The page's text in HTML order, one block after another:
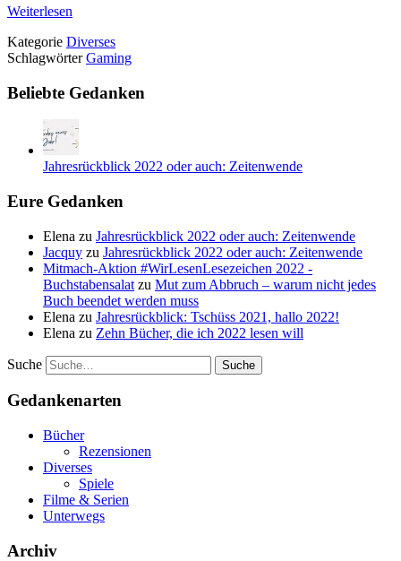
Weiterlesen
Kategorie Diverses
SchlagwörterGaming
Beliebte Gedanken
Jahresrückblick 2022 oder auch: Zeitenwende
Eure Gedanken
Elena zu Jahresrückblick 2022 oder auch: Zeitenwende
Jacquy zu Jahresrückblick 2022 oder auch: Zeitenwende
Mitmach-Aktion #WirLesenLesezeichen 2022 -
Buchstabensalat zu Mut zum Abbruch – warum nicht jedes
Buch beendet werden muss
Elena zu Jahresrückblick: Tschüss 2021, hallo 2022!
Elena zu Zehn Bücher, die ich 2022 lesen will
Suche
Gedankenarten
Bücher
Rezensionen
Diverses
Spiele
Filme & Serien
Unterwegs
Archiv